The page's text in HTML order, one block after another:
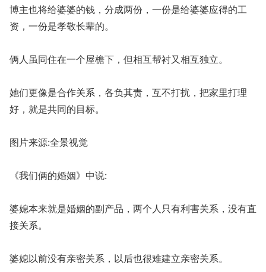
博主也将给婆婆的钱，分成两份，一份是给婆婆应得的工
资，一份是孝敬长辈的。
俩人虽同住在一个屋檐下，但相互帮衬又相互独立。
她们更像是合作关系，各负其责，互不打扰，把家里打理
好，就是共同的目标。
图片来源:全景视觉
《我们俩的婚姻》中说:
婆媳本来就是婚姻的副产品，两个人只有利害关系，没有直
接关系。
婆媳以前没有亲密关系，以后也很难建立亲密关系。